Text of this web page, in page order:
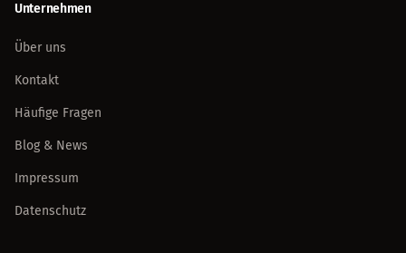
Unternehmen
Über uns
Kontakt
Häufige Fragen
Blog & News
Impressum
Datenschutz